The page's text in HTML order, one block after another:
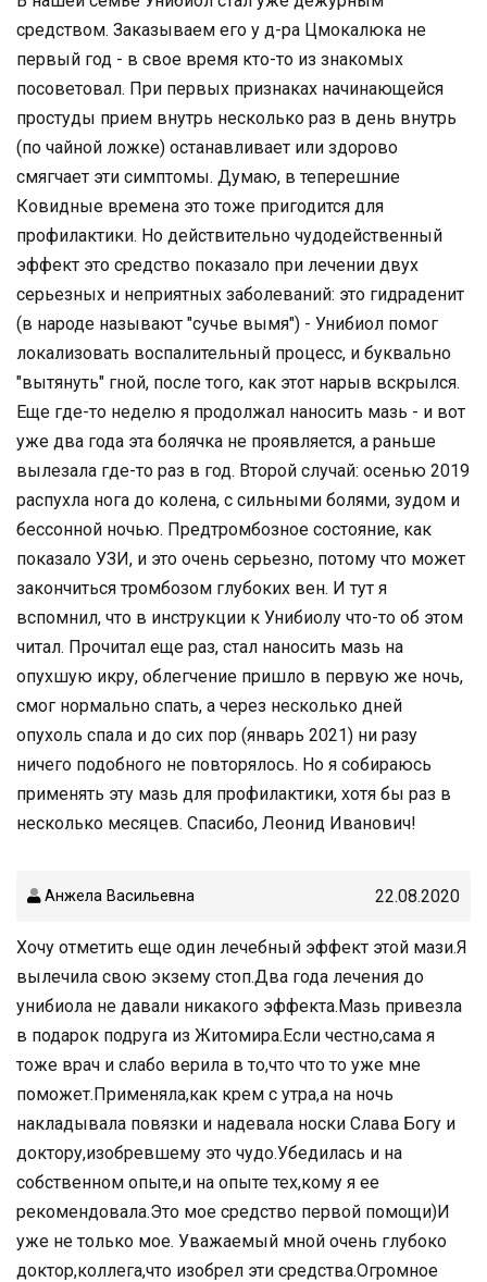
средством. Заказываем его у д-ра Цмокалюка не
первый год - в свое время кто-то из знакомых
посоветовал. При первых признаках начинающейся
простуды прием внутрь несколько раз в день внутрь
(по чайной ложке) останавливает или здорово
смягчает эти симптомы. Думаю, в теперешние
Ковидные времена это тоже пригодится для
профилактики. Но действительно чудодейственный
эффект это средство показало при лечении двух
серьезных и неприятных заболеваний: это гидраденит
(в народе называют "сучье вымя") - Унибиол помог
локализовать воспалительный процесс, и буквально
"вытянуть" гной, после того, как этот нарыв вскрылся.
Еще где-то неделю я продолжал наносить мазь - и вот
уже два года эта болячка не проявляется, а раньше
вылезала где-то раз в год. Второй случай: осенью 2019
распухла нога до колена, с сильными болями, зудом и
бессонной ночью. Предтромбозное состояние, как
показало УЗИ, и это очень серьезно, потому что может
закончиться тромбозом глубоких вен. И тут я
вспомнил, что в инструкции к Унибиолу что-то об этом
читал. Прочитал еще раз, стал наносить мазь на
опухшую икру, облегчение пришло в первую же ночь,
смог нормально спать, а через несколько дней
опухоль спала и до сих пор (январь 2021) ни разу
ничего подобного не повторялось. Но я собираюсь
применять эту мазь для профилактики, хотя бы раз в
несколько месяцев. Спасибо, Леонид Иванович!
Анжела Васильевна 22.08.2020
Хочу отметить еще один лечебный эффект этой мази.Я
вылечила свою экзему стоп.Два года лечения до
унибиола не давали никакого эффекта.Мазь привезла
в подарок подруга из Житомира.Если честно,сама я
тоже врач и слабо верила в то,что что то уже мне
поможет.Применяла,как крем с утра,а на ночь
накладывала повязки и надевала носки Слава Богу и
доктору,изобревшему это чудо.Убедилась и на
собственном опыте,и на опыте тех,кому я ее
рекомендовала.Это мое средство первой помощи)И
уже не только мое. Уважаемый мной очень глубоко
доктор,коллега,что изобрел эти средства.Огромное